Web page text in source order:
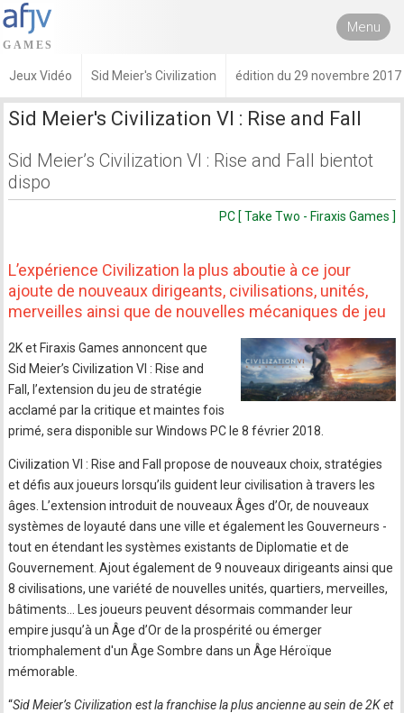
Menu
Jeux Vidéo Sid Meier's Civilization édition du 29 novembre 2017
Sid Meier's Civilization VI : Rise and Fall
Sid Meier’s Civilization VI : Rise and Fall bientot
dispo
PC [ Take Two - Firaxis Games ]
L’expérience Civilization la plus aboutie à ce jour
ajoute de nouveaux dirigeants, civilisations, unités,
merveilles ainsi que de nouvelles mécaniques de jeu
2K et Firaxis Games annoncent que
Sid Meier’s Civilization VI : Rise and
Fall, l’extension du jeu de stratégie
acclamé par la critique et maintes fois
primé, sera disponible sur Windows PC le 8 février 2018.
Civilization VI : Rise and Fall propose de nouveaux choix, stratégies
et défis aux joueurs lorsqu’ils guident leur civilisation à travers les
âges. L’extension introduit de nouveaux Âges d’Or, de nouveaux
systèmes de loyauté dans une ville et également les Gouverneurs -
tout en étendant les systèmes existants de Diplomatie et de
Gouvernement. Ajout également de 9 nouveaux dirigeants ainsi que
8 civilisations, une variété de nouvelles unités, quartiers, merveilles,
bâtiments... Les joueurs peuvent désormais commander leur
empire jusqu’à un Âge d’Or de la prospérité ou émerger
triomphalement d'un Âge Sombre dans un Âge Héroïque
mémorable.
“Sid Meier’s Civilization est la franchise la plus ancienne au sein de 2K et